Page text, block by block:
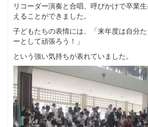
リコーダー演奏と合唱、呼びかけで卒業
えることができました。
子どもたちの表情には、「来年度は自分
ーとして頑張ろう！」
という強い気持ちが表れていました。